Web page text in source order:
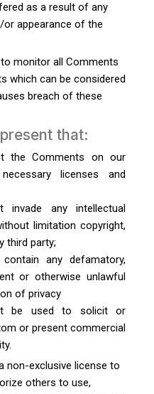
as a result of any
appearance of the
monitor all Comments
which can be considered
breach of these
that:
the Comments on our
licenses and
any intellectual
limitation copyright,
third party;
any defamatory,
or otherwise unlawful
of privacy
be used to solicit or
or present commercial
non-exclusive license to
others to use,